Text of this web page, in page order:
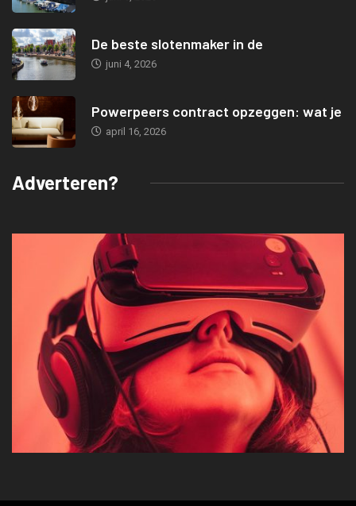
De beste slotenmaker in de
juni 4, 2026
Powerpeers contract opzeggen: wat je
april 16, 2026
Adverteren?